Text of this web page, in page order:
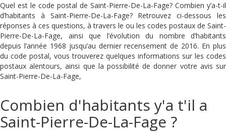
Quel est le code postal de Saint-Pierre-De-La-Fage? Combien y’a-t-il
d’habitants à Saint-Pierre-De-La-Fage? Retrouvez ci-dessous les
réponses à ces questions, à travers le ou les codes postaux de Saint-
Pierre-De-La-Fage, ainsi que l’évolution du nombre d’habitants
depuis l’année 1968 jusqu’au dernier recensement de 2016. En plus
du code postal, vous trouverez quelques informations sur les codes
postaux alentours, ainsi que la possibilité de donner votre avis sur
Saint-Pierre-De-La-Fage,
Combien d'habitants y'a t'il a
Saint-Pierre-De-La-Fage ?